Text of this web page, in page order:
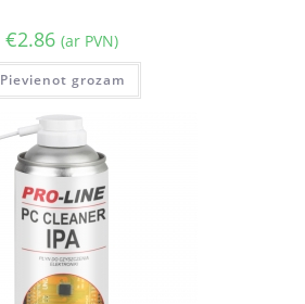
€2.86 (ar PVN)
Pievienot grozam